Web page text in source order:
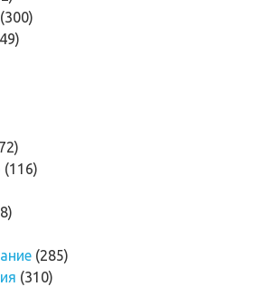
(300)
(116)
(285)
(310)